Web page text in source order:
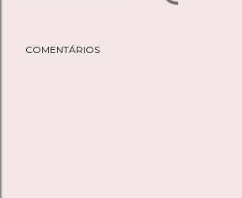
COMENTÁRIOS